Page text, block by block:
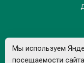
Правила
Политика
Мы используем
посещаемости